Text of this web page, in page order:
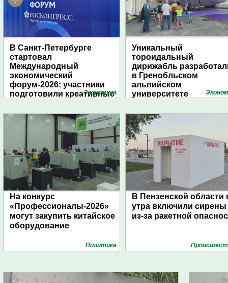
В Санкт-Петербурге
стартовал
Международный
экономический
форум-2026: участники
подготовили креативные
Экономика
Уникальный
тороидальный
дирижабль
в Гренобльском
альпийском
университете
На конкурс
«Профессионалы-2026»
могут закупить китайское
оборудование
Политика
В Пензенской области
утра включили сирены
из-за ракетной